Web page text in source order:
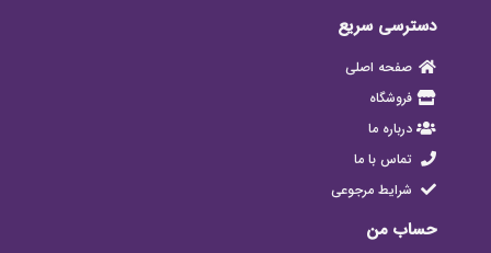
دسترسی سریع
صفحه اصلی
فروشگاه
درباره ما
تماس با ما
شرایط مرجوعی
حساب من